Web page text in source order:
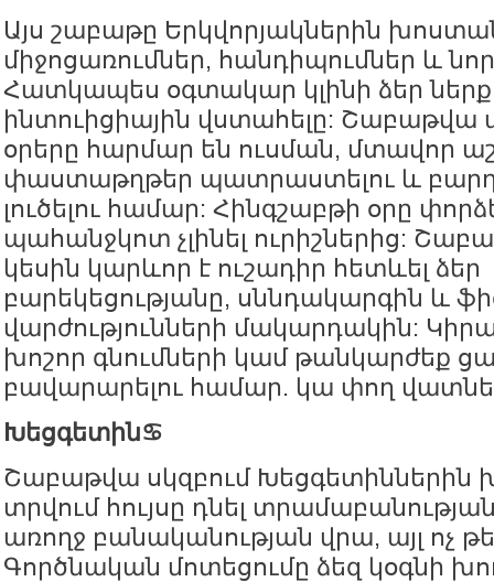
Այս շաբաթը Երկվորյակներին
միջոցառումներ, հանդիպումներ և
Հատկապես օգտակար կլինի ձեր
ինտուիցիային վստահելը: Շաբաթվա
օրերը հարմար են ուսման, մտավոր
փաստաթղթեր պատրաստելու և
լուծելու համար: Հինգշաբթի օրը
պահանջկոտ չլինել ուրիշներից:
կեսին կարևոր է ուշադիր հետևել ձեր
բարեկեցությանը, սննդակարգին և
վարժությունների մակարդակին:
խոշոր գնումների կամ թանկարժեք
բավարարելու համար. կա փող
Խեցգետին♋️
Շաբաթվա սկզբում Խեցգետիններին
տրվում հույսը դնել
առողջ բանականության վրա, այլ ոչ
Գործնական մոտեցումը ձեզ կօգնի